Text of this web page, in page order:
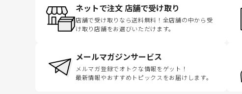
ネットで注文 店舗で受け取り
店舗で受け取りなら送料無料！全店舗の中から受
け取り店舗をお選びいただけます。
メールマガジンサービス
メルマガ登録でオトクな情報をゲット！
最新情報やおすすめトピックスをお届けします。